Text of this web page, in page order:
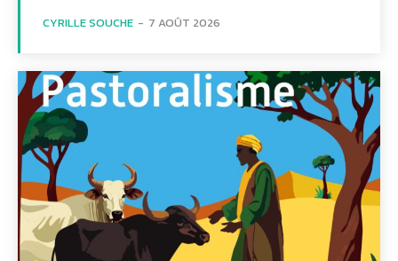
CYRILLE SOUCHE - 7 AOÛT 2026